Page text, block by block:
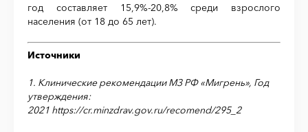
год составляет 15,9%-20,8% среди взрослого
населения (от 18 до 65 лет).
Источники
1. Клинические рекомендации МЗ РФ «Мигрень», Год
утверждения:
2021 https://cr.minzdrav.gov.ru/recomend/295_2